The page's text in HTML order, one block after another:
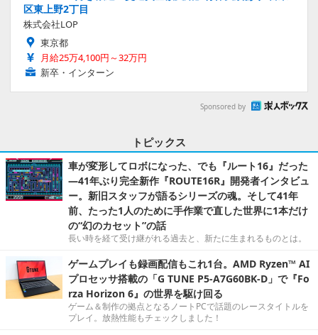
区東上野2丁目
株式会社LOP
東京都
月給25万4,100円～32万円
新卒・インターン
Sponsored by
トピックス
車が変形してロボになった、でも『ルート16』だった
―41年ぶり完全新作『ROUTE16R』開発者インタビュ
ー。新旧スタッフが語るシリーズの魂。そして41年
前、たった1人のために手作業で直した世界に1本だけ
の“幻のカセット”の話
長い時を経て受け継がれる過去と、新たに生まれるものとは。
ゲームプレイも録画配信もこれ1台。AMD Ryzen™ AI
プロセッサ搭載の「G TUNE P5-A7G60BK-D」で『Fo
rza Horizon 6』の世界を駆け回る
ゲーム＆制作の拠点となるノートPCで話題のレースタイトルを
プレイ。放熱性能もチェックしました！